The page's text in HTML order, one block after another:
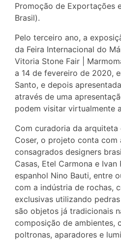
Promoção de Exportações
Brasil).
Pelo terceiro ano, a
da Feira Internacional do
Vitoria Stone Fair |
a 14 de fevereiro de 2020,
Santo, e depois
através de uma
podem visitar virtualmente
Com curadoria da arquiteta
Coser, o projeto conta
consagrados designers
Casas, Etel Carmona e
espanhol Nino Bauti, entre
com a indústria de rochas,
exclusivas utilizando
são objetos já tradicionais
composição de ambientes,
poltronas, aparadores e